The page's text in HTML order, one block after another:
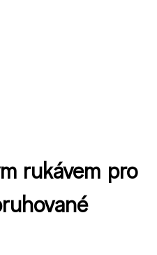
rukávem pro